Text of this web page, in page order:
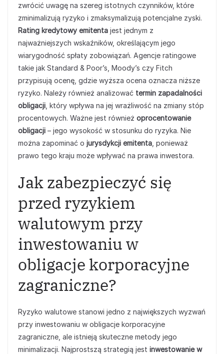
zwrócić uwagę na szereg istotnych czynników, które
zminimalizują ryzyko i zmaksymalizują potencjalne zyski.
Rating kredytowy emitenta jest jednym z
najważniejszych wskaźników, określającym jego
wiarygodność spłaty zobowiązań. Agencje ratingowe
takie jak Standard & Poor’s, Moody’s czy Fitch
przypisują ocenę, gdzie wyższa ocena oznacza niższe
ryzyko. Należy również analizować termin zapadalności
obligacji , który wpływa na jej wrażliwość na zmiany stóp
procentowych. Ważne jest również oprocentowanie
obligacji – jego wysokość w stosunku do ryzyka. Nie
można zapominać o jurysdykcji emitenta , ponieważ
prawo tego kraju może wpływać na prawa inwestora.
Jak zabezpieczyć się
przed ryzykiem
walutowym przy
inwestowaniu w
obligacje korporacyjne
zagraniczne?
Ryzyko walutowe stanowi jedno z największych wyzwań
przy inwestowaniu w obligacje korporacyjne
zagraniczne, ale istnieją skuteczne metody jego
minimalizacji. Najprostszą strategią jest inwestowanie w